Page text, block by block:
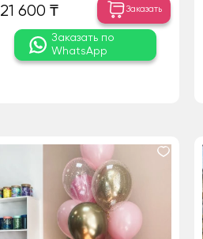
21 600 ₸ Заказать
Заказать по
WhatsApp